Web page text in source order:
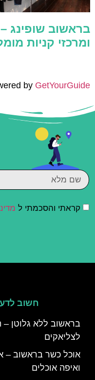
בראשוב שופינג –
ומרכזי קניות
by GetYourGuide
קראתי והסכמתי ל
חשוב
בראשוב ללא גלוטן –
לצליאקים
אוכל כשר בראשוב –
ואיפה אוכלים